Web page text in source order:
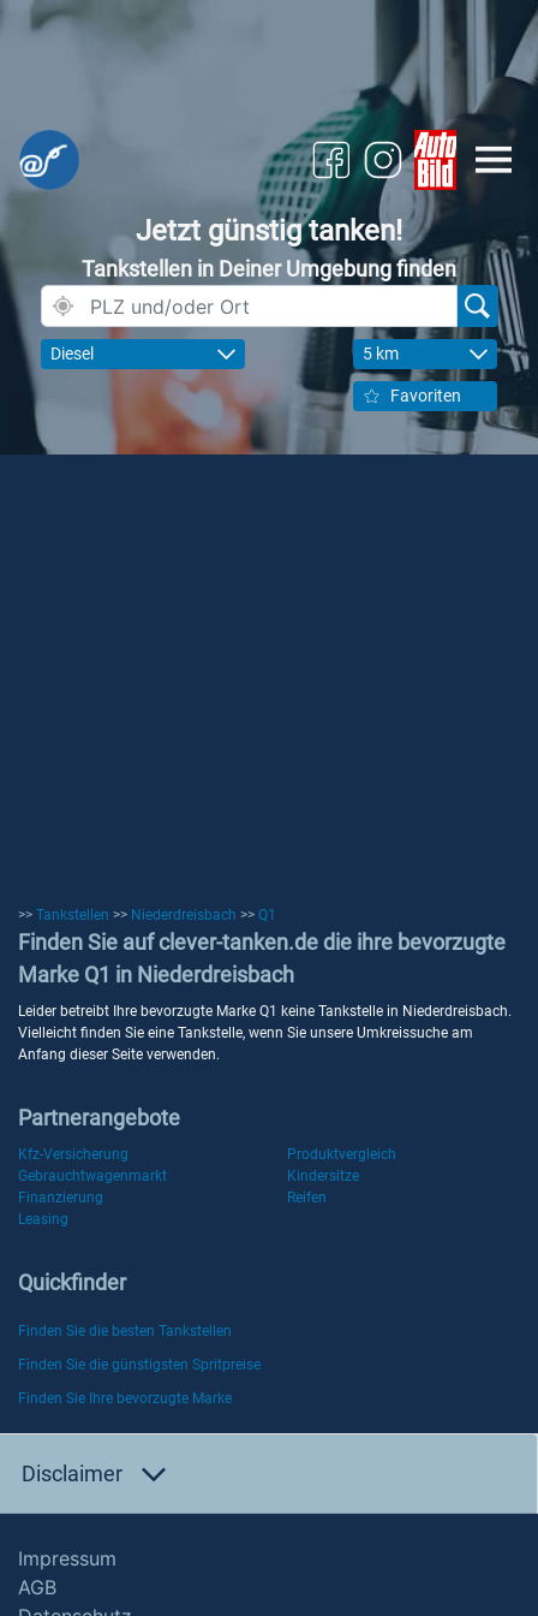
Jetzt günstig tanken!
Tankstellen in Deiner Umgebung finden
Diesel 5 km
Favoriten
>> Tankstellen >> Niederdreisbach >> Q1
Finden Sie auf clever-tanken.de die ihre bevorzugte
Marke Q1 in Niederdreisbach
Leider betreibt Ihre bevorzugte Marke Q1 keine Tankstelle in Niederdreisbach.
Vielleicht finden Sie eine Tankstelle, wenn Sie unsere Umkreissuche am
Anfang dieser Seite verwenden.
Partnerangebote
Kfz-Versicherung
Produktvergleich
Gebrauchtwagenmarkt
Kindersitze
Finanzierung
Reifen
Leasing
Quickfinder
Finden Sie die besten Tankstellen
Finden Sie die günstigsten Spritpreise
Finden Sie Ihre bevorzugte Marke
Disclaimer
Impressum
AGB